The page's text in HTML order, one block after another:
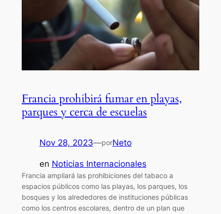
Francia prohibirá fumar en playas,
parques y cerca de escuelas
Nov 28, 2023—porNeto
en Noticias Internacionales
Francia ampliará las prohibiciones del tabaco a
espacios públicos como las playas, los parques, los
bosques y los alrededores de instituciones públicas
como los centros escolares, dentro de un plan que